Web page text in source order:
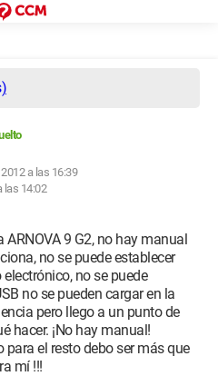
a las 16:39
las 14:02
9 G2, no hay manual
no se puede establecer
no se puede
no se pueden cargar en la
pero llego a un punto de
hacer. ¡No hay manual!
el resto debo ser más que
mí !!!